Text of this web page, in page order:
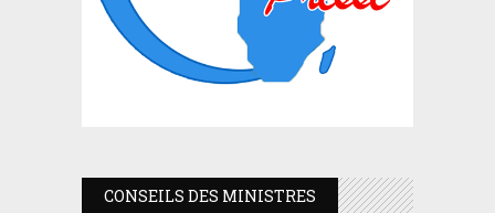
CONSEILS DES MINISTRES